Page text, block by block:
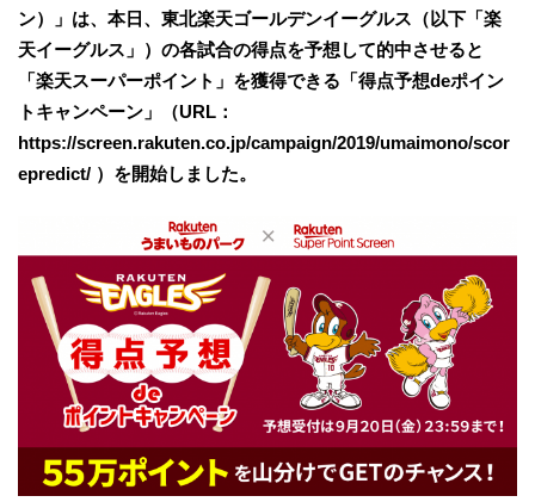
ン）」は、本日、東北楽天ゴールデンイーグルス（以下「楽
天イーグルス」）の各試合の得点を予想して的中させると
「楽天スーパーポイント」を獲得できる「得点予想deポイン
トキャンペーン」（URL：
https://screen.rakuten.co.jp/campaign/2019/umaimono/scor
epredict/ ）を開始しました。